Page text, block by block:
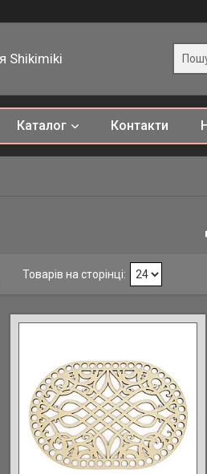
Shikimiki
Каталог Контакти